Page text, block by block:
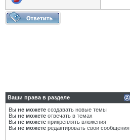
Ваши права в разделе
Вы не можете создавать новые темы
Вы не можете отвечать в темах
Вы не можете прикреплять вложения
Вы не можете редактировать свои сообщения